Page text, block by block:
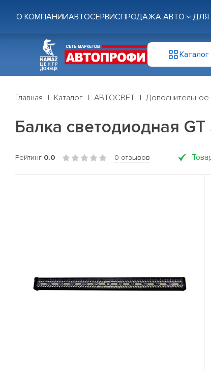
О КОМПАНИИАВТОСЕРВИСПРОДАЖА АВТО ДЛЯ
Каталог
Главная Каталог АВТОСВЕТ
Балка светодиодная
Рейтинг 0.0 0 отзывов